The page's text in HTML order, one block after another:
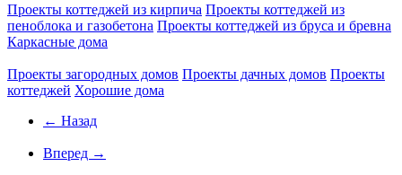
Проекты коттеджей из кирпича Проекты коттеджей из
пеноблока и газобетона Проекты коттеджей из бруса и бревна
Каркасные дома
Проекты загородных домов Проекты дачных домов Проекты
коттеджей Хорошие дома
← Назад
Вперед →